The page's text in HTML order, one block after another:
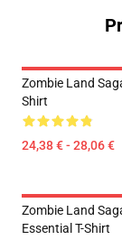
Zombie Land
Shirt
24,38 € - 28,06 €
Zombie Land
Essential T-Shirt